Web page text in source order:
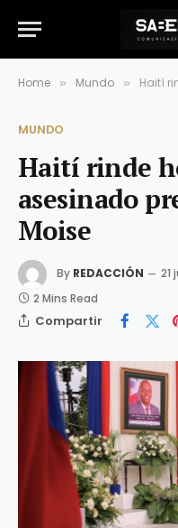
Home » Mundo » Haití
MUNDO
Haití rinde
asesinado
Moise
By REDACCIÓN 21
2 Mins Read
Compartir